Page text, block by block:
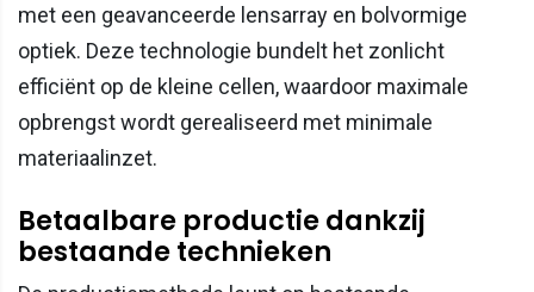
met een geavanceerde lensarray en bolvormige
optiek. Deze technologie bundelt het zonlicht
efficiënt op de kleine cellen, waardoor maximale
opbrengst wordt gerealiseerd met minimale
materiaalinzet.
Betaalbare productie dankzij
bestaande technieken